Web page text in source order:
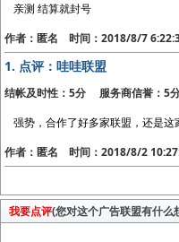
亲测 结算就封号
作者：匿名 时间：2018/8/7
1. 点评：哇哇联盟
结帐及时性：5分 服务商信誉：
强势，合作了好多家联盟，还是这
作者：匿名 时间：2018/8/2
我要点评(您对这个广告联盟有什